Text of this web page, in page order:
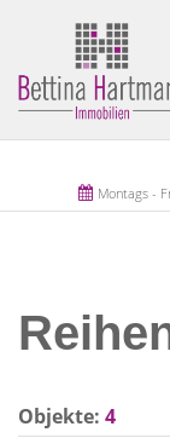
Montags -
Objekte: 4